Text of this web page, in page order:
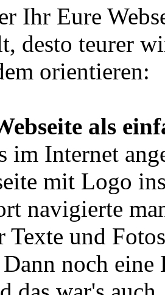
Ihr Eure
desto teurer
orientieren:
als
im Internet
mit Logo
navigierte
Texte und Fotos
noch